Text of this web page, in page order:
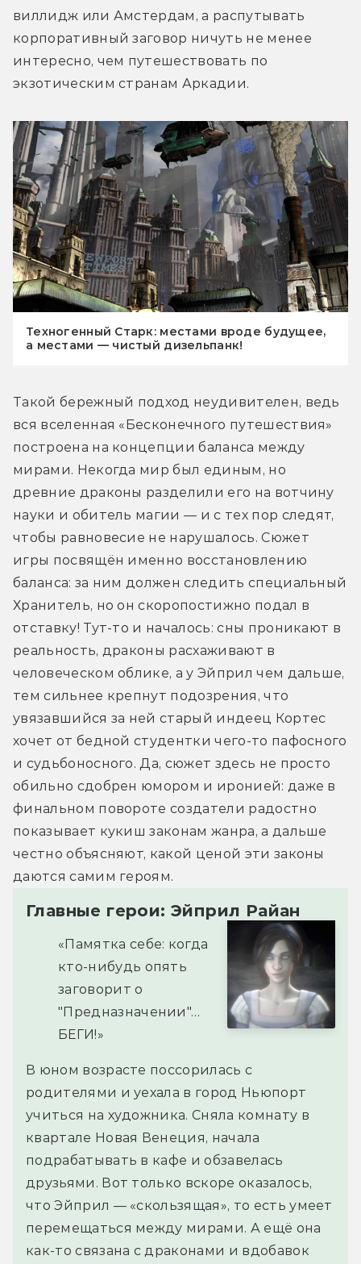
виллидж или Амстердам, а распутывать
корпоративный заговор ничуть не менее
интересно, чем путешествовать по
экзотическим странам Аркадии.
Техногенный Старк: местами вроде будущее,
а местами — чистый дизельпанк!
Такой бережный подход неудивителен, ведь
вся вселенная «Бесконечного путешествия»
построена на концепции баланса между
мирами. Некогда мир был единым, но
древние драконы разделили его на вотчину
науки и обитель магии — и с тех пор следят,
чтобы равновесие не нарушалось. Сюжет
игры посвящён именно восстановлению
баланса: за ним должен следить специальный
Хранитель, но он скоропостижно подал в
отставку! Тут-то и началось: сны проникают в
реальность, драконы расхаживают в
человеческом облике, а у Эйприл чем дальше,
тем сильнее крепнут подозрения, что
увязавшийся за ней старый индеец Кортес
хочет от бедной студентки чего-то пафосного
и судьбоносного. Да, сюжет здесь не просто
обильно сдобрен юмором и иронией: даже в
финальном повороте создатели радостно
показывает кукиш законам жанра, а дальше
честно объясняют, какой ценой эти законы
даются самим героям.
Главные герои: Эйприл Райан
«Памятка себе: когда
кто-нибудь опять
заговорит о
"Предназначении"…
БЕГИ!»
В юном возрасте поссорилась с
родителями и уехала в город Ньюпорт
учиться на художника. Сняла комнату в
квартале Новая Венеция, начала
подрабатывать в кафе и обзавелась
друзьями. Вот только вскоре оказалось,
что Эйприл — «скользящая», то есть умеет
перемещаться между мирами. А ещё она
как-то связана с драконами и вдобавок